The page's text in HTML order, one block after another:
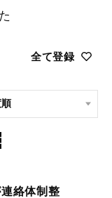
全て登録
絡体制整